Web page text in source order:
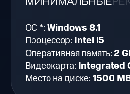
ОС *:Windows 8.1
Процессор: Intel i5
Оперативная память: 2
Видеокарта: Integrated
Место на диске:1500